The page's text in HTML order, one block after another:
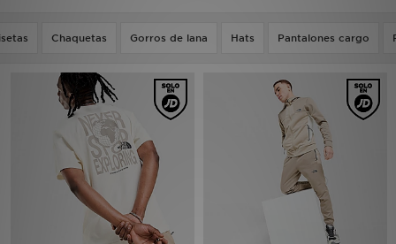
Chaquetas Gorros de lana Hats Pantalones cargo
Ver Marcas
Deportes & Fitness
JD Fútbol